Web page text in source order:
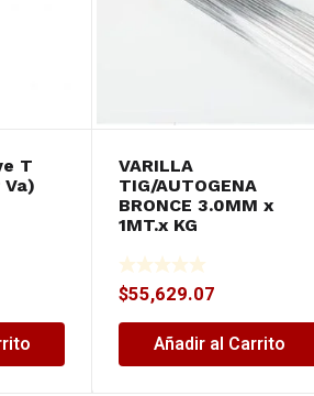
T
Va)
VARILLA
TIG/AUTOGENA
BRONCE 3.0MM x
1MT.x KG
$55,629.07
Añadir al Carrito